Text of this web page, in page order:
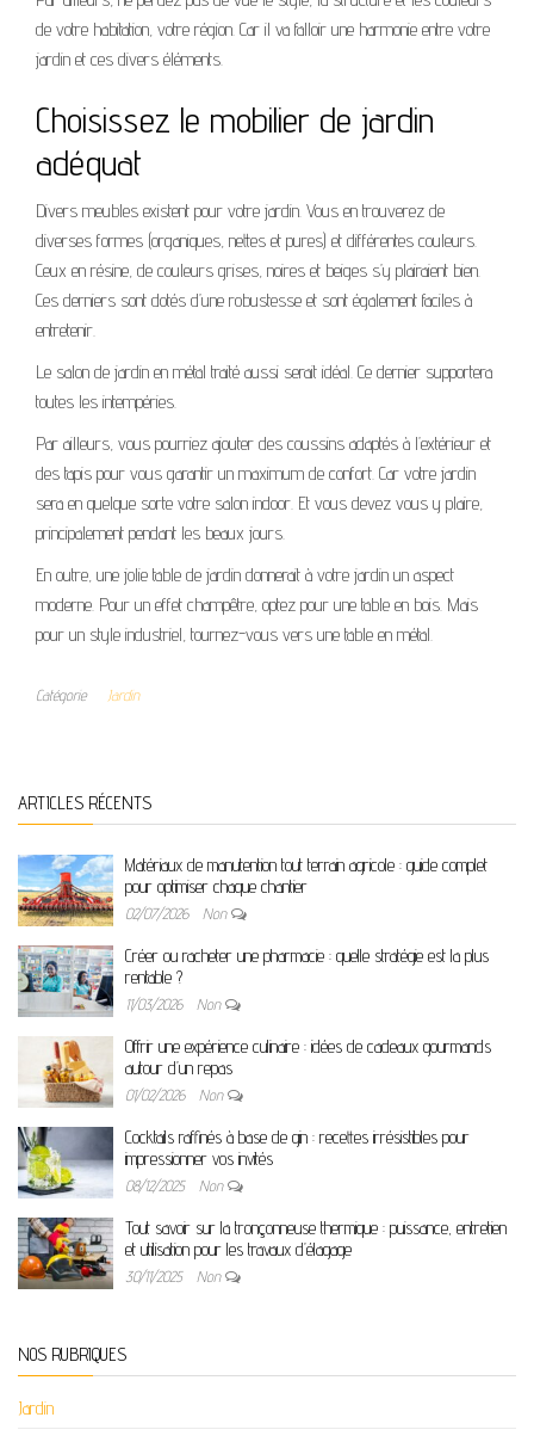
de votre habitation, votre région. Car il va falloir une harmonie entre votre
jardin et ces divers éléments.
Choisissez le mobilier de jardin
adéquat
Divers meubles existent pour votre jardin. Vous en trouverez de
diverses formes (organiques, nettes et pures) et différentes couleurs.
Ceux en résine, de couleurs grises, noires et beiges s’y plairaient bien.
Ces derniers sont dotés d’une robustesse et sont également faciles à
entretenir.
Le salon de jardin en métal traité aussi serait idéal. Ce dernier supportera
toutes les intempéries.
Par ailleurs, vous pourriez ajouter des coussins adaptés à l’extérieur et
des tapis pour vous garantir un maximum de confort. Car votre jardin
sera en quelque sorte votre salon indoor. Et vous devez vous y plaire,
principalement pendant les beaux jours.
En outre, une jolie table de jardin donnerait à votre jardin un aspect
moderne. Pour un effet champêtre, optez pour une table en bois. Mais
pour un style industriel, tournez-vous vers une table en métal.
Catégorie Jardin
ARTICLES RÉCENTS
Matériaux de manutention tout terrain agricole : guide complet
pour optimiser chaque chantier
02/07/2026 Non
Créer ou racheter une pharmacie : quelle stratégie est la plus
rentable ?
11/03/2026 Non
Offrir une expérience culinaire : idées de cadeaux gourmands
autour d’un repas
01/02/2026 Non
Cocktails raffinés à base de gin : recettes irrésistibles pour
impressionner vos invités
08/12/2025 Non
Tout savoir sur la tronçonneuse thermique : puissance, entretien
et utilisation pour les travaux d’élagage
30/11/2025 Non
NOS RUBRIQUES
Jardin